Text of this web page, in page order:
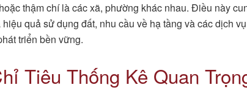
thậm chí là các xã, phường khác nhau. Điều này
quả sử dụng đất, nhu cầu về hạ tầng và các dịch
triển bền vững.
Tiêu Thống Kê Quan